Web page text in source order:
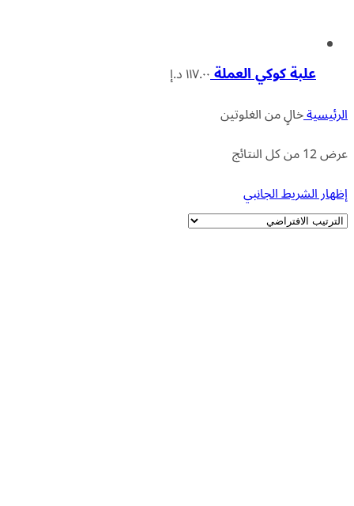
علبة كوكي العملة١١٧.٠٠د.إ
الرئيسيةخالٍ من الغلوتين
عرض ⁦12⁩ من كل النتائج
إظهار الشريط الجانبي